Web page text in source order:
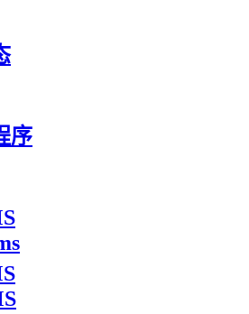
序